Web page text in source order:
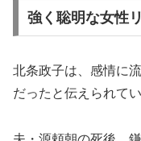
強く聡明な女性
北条政子は、感情に
だったと伝えられてい